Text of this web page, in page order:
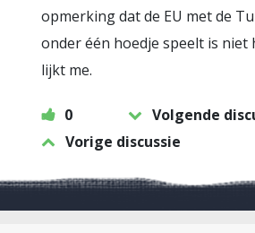
opmerking dat de EU met de
onder één hoedje speelt is niet
lijkt me.
0
Volgende
Vorige discussie